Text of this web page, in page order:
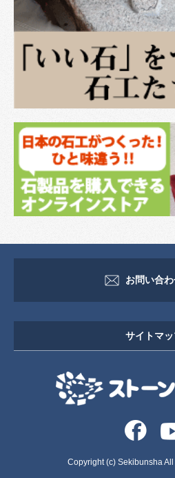
お問い合
サイトマ
HOME
新着情報
イベント・セミナー情報
Copyright (c) Sekibunsha